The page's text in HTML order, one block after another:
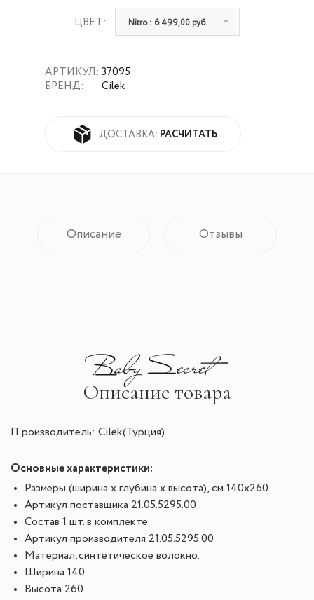
АРТИКУЛ:
БРЕНД:
37095
Cilek
ДОСТАВКА: РАСЧИТАТЬ
ЦВЕТ: Nitro : 6 499,00 руб.
Описание Отзывы
Описание товара
П роизводитель: Cilek(Турция)
Основные характеристики:
Размеры (ширина х глубина х высота), см 140x260
Артикул поставщика 21.05.5295.00
Состав 1 шт. в комплекте
Артикул производителя 21.05.5295.00
Материал:синтетическое волокно.
Ширина 140
Высота 260